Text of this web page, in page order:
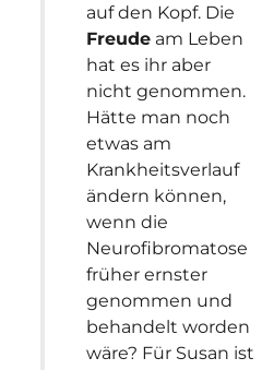
auf den Kopf. Die
Freudeam Leben
hat es ihr aber
nicht genommen.
Hätte man noch
etwas am
Krankheitsverlauf
ändern können,
wenn die
Neurofibromatose
früher ernster
genommen und
behandelt worden
wäre? Für Susan ist